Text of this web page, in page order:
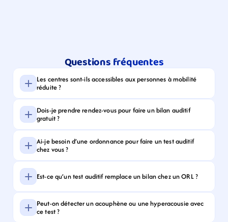
Questions fréquentes
Les centres sont-ils accessibles aux personnes à mobilité
réduite ?
Dois-je prendre rendez-vous pour faire un bilan auditif
gratuit ?
Ai-je besoin d’une ordonnance pour faire un test auditif
chez vous ?
Est-ce qu’un test auditif remplace un bilan chez un ORL ?
Peut-on détecter un acouphène ou une hyperacousie avec
ce test ?